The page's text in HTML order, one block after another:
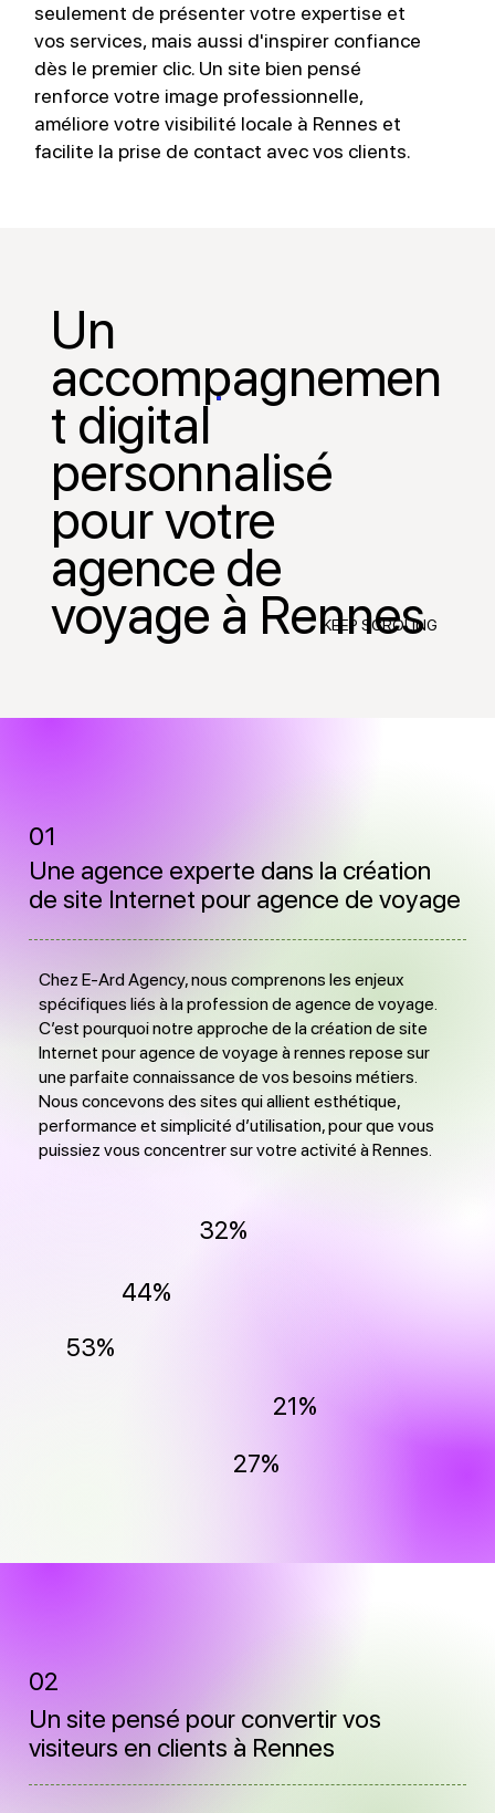
seulement de présenter votre expertise et
vos services, mais aussi d'inspirer confiance
dès le premier clic. Un site bien pensé
renforce votre image professionnelle,
améliore votre visibilité locale à Rennes et
facilite la prise de contact avec vos clients.
Un
accompagnemen
t digital
personnalisé
pour votre
agence de
voyage à Rennes
KEEP SCROLING
01
Une agence experte dans la création
de site Internet pour agence de voyage
Chez E-Ard Agency, nous comprenons les enjeux
spécifiques liés à la profession de agence de voyage.
C’est pourquoi notre approche de la création de site
Internet pour agence de voyage à rennes repose sur
une parfaite connaissance de vos besoins métiers.
Nous concevons des sites qui allient esthétique,
performance et simplicité d’utilisation, pour que vous
puissiez vous concentrer sur votre activité à Rennes.
32%
44%
53%
21%
27%
02
Un site pensé pour convertir vos
visiteurs en clients à Rennes